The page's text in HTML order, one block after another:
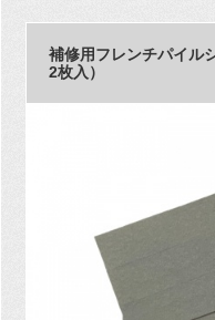
補修用フレンチパイ
2枚入）